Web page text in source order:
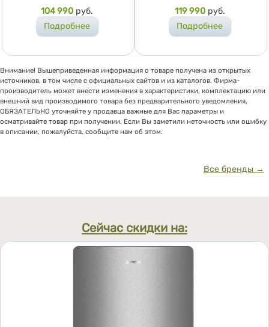
Цена
104 990 руб.
Подробнее
Цена
119 990 руб.
Подробнее
Внимание! Вышеприведенная информация о товаре получена из открытых
источников, в том числе с официальных сайтов и из каталогов. Фирма-
производитель может внести изменения в характеристики, комплектацию или
внешний вид производимого товара без предварительного уведомления,
ОБЯЗАТЕЛЬНО уточняйте у продавца важные для Вас параметры и
осматривайте товар при получении. Если Вы заметили неточность или ошибку
в описании, пожалуйста, сообщите нам об этом.
Все бренды →
Сейчас скидки на: